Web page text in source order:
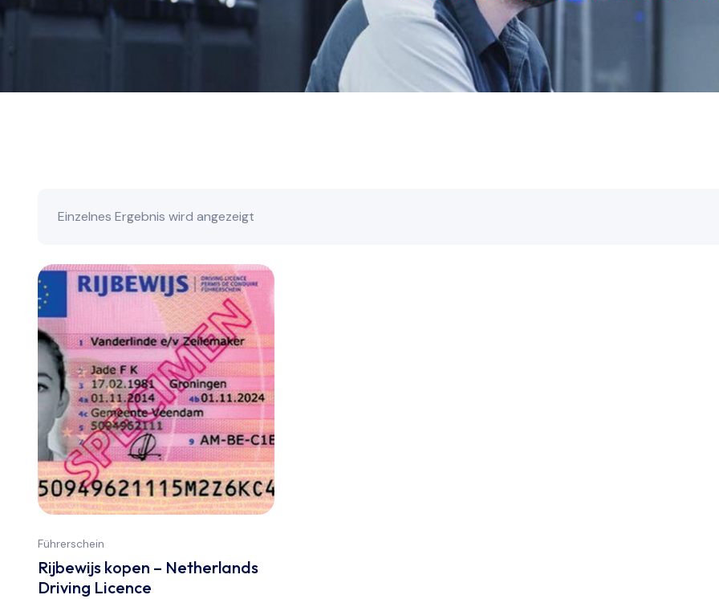
Einzelnes Ergebnis wird angezeigt
Führerschein
Rijbewijs kopen – Netherlands
Driving Licence